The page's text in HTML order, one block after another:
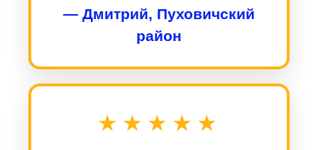
— Дмитрий, Пуховичский
район
★★★★★